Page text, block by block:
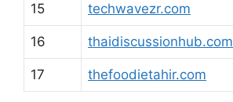
15 techwavezr.com
16 thaidiscussionhub.com
17 thefoodietahir.com